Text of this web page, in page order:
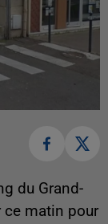
du Grand-
ce matin pour